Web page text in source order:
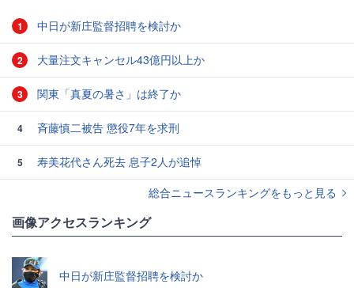
1 中日が新庄監督招聘を検討か
2 大量注文キャンセル43億円以上か
3 関東「真夏の暑さ」は終了か
4 斉藤慎二被告 懲役7年を求刑
5
寿美花代さん死去 息子2人が追悼
総合ニュースランキングをもっと見る
画像アクセスランキング
中日が新庄監督招聘を検討か